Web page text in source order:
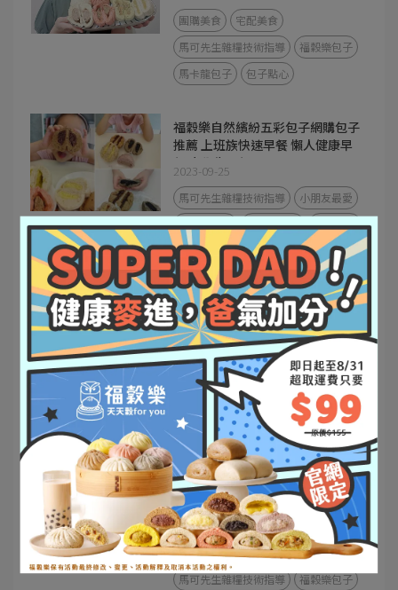
團購美食
宅配美食
馬可先生雜糧技術指導
福穀樂包子
馬卡龍包子
包子點心
福穀樂自然繽紛五彩包子網購包子
推薦 上班族快速早餐 懶人健康早
餐 小學生早餐
2023-09-25
馬可先生雜糧技術指導
小朋友最愛
福穀樂包子
馬卡龍包子
營養早餐
包子點心
【網購包子推薦 福穀樂】自然繽
紛五彩包子，全台最好吃的包子 /
中式早餐推薦 / 懶人健康早餐 / 方
便健康早餐 / 上班族快速早餐 推
薦。
2023-09-20
團購美食
宅配美食
馬可先生雜糧技術指導
小朋友最愛
福穀樂包子
馬卡龍包子
【網購包子推薦】 福穀樂
FUKURO / 全台最好吃的包子 / 自
然繽紛五彩包子
2023-09-17
團購美食
宅配美食
馬可先生雜糧技術指導
福穀樂包子